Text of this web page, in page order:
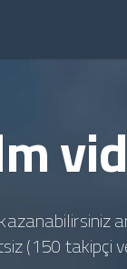
(150 takipçi